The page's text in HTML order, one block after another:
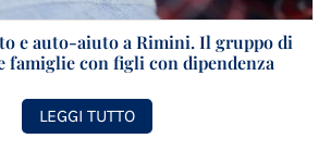
e auto-aiuto a Rimini. Il gruppo di
famiglie con figli con dipendenza
LEGGI TUTTO